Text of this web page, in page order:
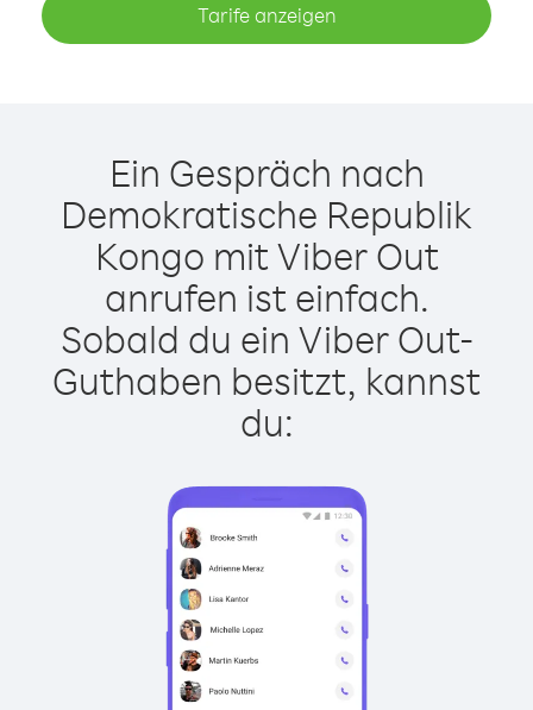
Tarife anzeigen
Ein Gespräch nach
Demokratische Republik
Kongo mit Viber Out
anrufen ist einfach.
Sobald du ein Viber Out-
Guthaben besitzt, kannst
du: